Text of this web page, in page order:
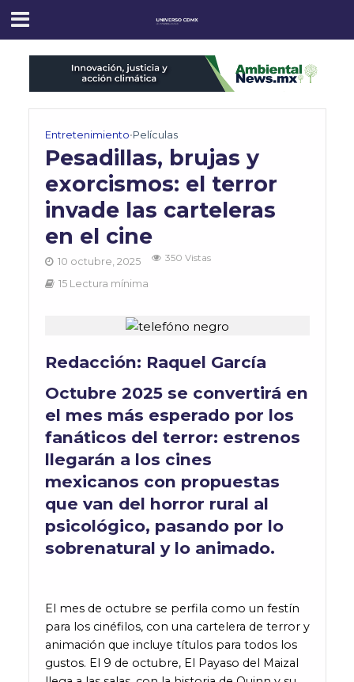
Entretenimiento•Películas
Pesadillas, brujas y
exorcismos: el terror
invade las carteleras
en el cine
10 octubre, 2025 350 Vistas
15 Lectura mínima
Redacción: Raquel García
Octubre 2025 se convertirá en
el mes más esperado por los
fanáticos del terror: estrenos
llegarán a los cines
mexicanos con propuestas
que van del horror rural al
psicológico, pasando por lo
sobrenatural y lo animado.
El mes de octubre se perfila como un festín
para los cinéfilos, con una cartelera de terror y
animación que incluye títulos para todos los
gustos. El 9 de octubre, El Payaso del Maizal